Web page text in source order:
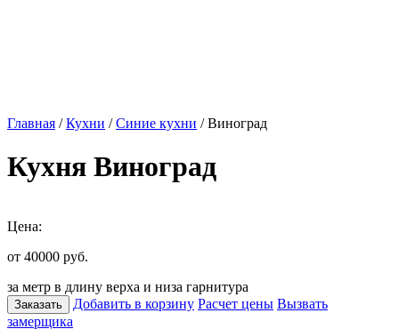
Главная /Кухни /Синие кухни / Виноград
Кухня Виноград
Цена:
от 40000 руб.
за метр в длину верха и низа гарнитура
Заказать Добавить в корзину Расчет цены Вызвать
замерщика